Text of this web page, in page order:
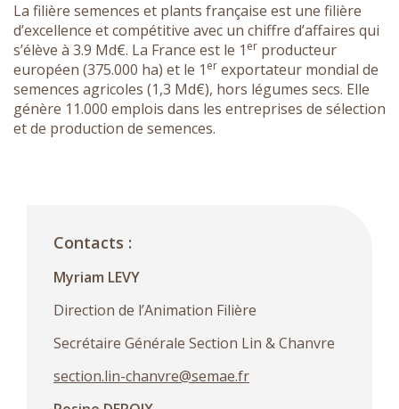
La filière semences et plants française est une filière
d’excellence et compétitive avec un chiffre d’affaires qui
s’élève à 3.9 Md€. La France est le 1 er producteur
européen (375.000 ha) et le 1 er exportateur mondial de
semences agricoles (1,3 Md€), hors légumes secs. Elle
génère 11.000 emplois dans les entreprises de sélection
et de production de semences.
Contacts :
Myriam LEVY
Direction de l’Animation Filière
Secrétaire Générale Section Lin & Chanvre
section.lin-chanvre@semae.fr